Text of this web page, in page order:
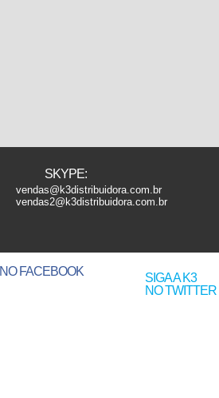
SKYPE:
vendas@k3distribuidora.com.br
vendas2@k3distribuidora.com.br
SIGA A K3
NO TWITTER
NO FACEBOOK